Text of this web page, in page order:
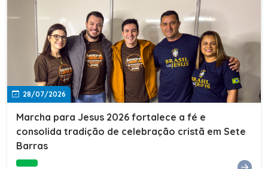
concluir seus estudos e construir um futuro melhor.
Cada certificado entregue simboliza esforço,
determinação e a certeza de que investir em educação
é investir no desenvolvimento de Sete Barras."A
Prefeitura de Sete Barras também agradeceu ao SESI,
parceiro fundamental na retomada e ampliação da
Educação de Jovens e Adultos, aos professores, à
equipe da Secretaria Municipal de Educação e a todos
os profissionais que contribuíram para que esse
importante projeto voltasse a transformar a vida de
28/07/2026
Marcha para Jesus 2026 fortalece a fé e
consolida tradição de celebração cristã em Sete
Barras